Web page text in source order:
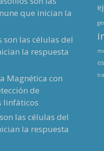
que inician la
son las células del
la respuesta
Magnética con
de
linfáticos
las células del
la respuesta